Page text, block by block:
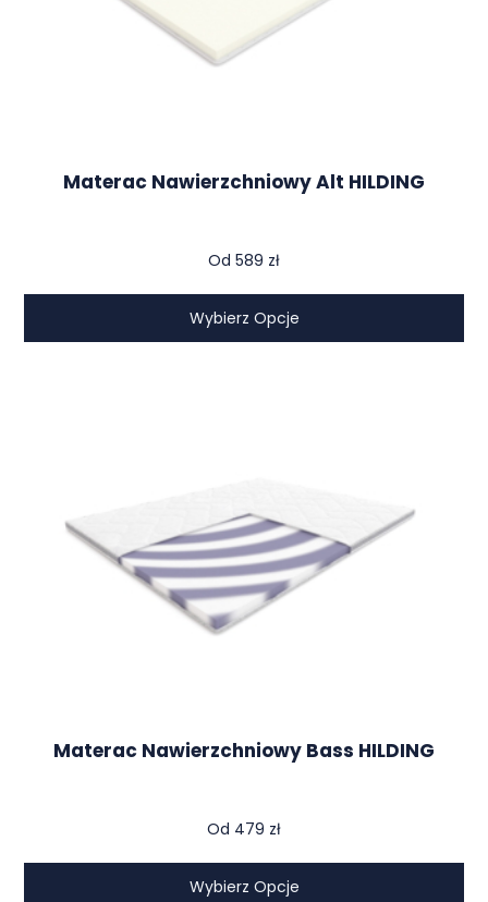
Materac Nawierzchniowy Alt HILDING
Od 589 zł
Wybierz Opcje
Materac Nawierzchniowy Bass HILDING
Od 479 zł
Wybierz Opcje